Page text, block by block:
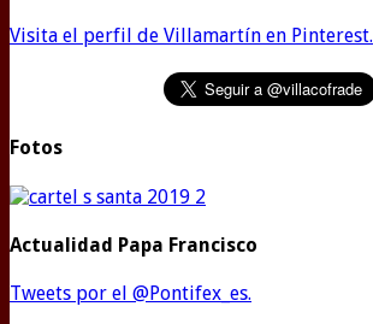
Visita el perfil de Villamartín en Pinterest.
Fotos
Actualidad Papa Francisco
Tweets por el @Pontifex_es.